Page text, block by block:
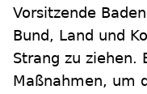
Vorsitzende
Bund, Land und
Strang zu ziehen.
Maßnahmen, um